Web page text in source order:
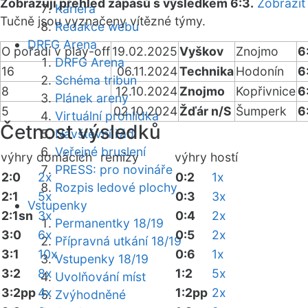
Kariéra
Redakce webu
DRFG Arena
DRFG Arena
Schéma tribun
Plánek areny
Virtuální prohlídka
Návštěvní řád
Veřejné bruslení
PRESS: pro novináře
Rozpis ledové plochy
Vstupenky
Permanentky 18/19
Přípravná utkání 18/19
Vstupenky 18/19
Uvolňování míst
Zvýhodněné
Zobrazuji přehled zápasů s výsledkem 6:3. Zobrazit
Tučně jsou vyznačeny vítězné týmy.
O pořadí v play-off19.02.2025Vyškov Znojmo
16
06.11.2024TechnikaHodonín
8
12.10.2024Znojmo Kopřivnice
5
02.10.2024Žďár n/S Šumperk
Četnost výsledků
výhry domácích remízy výhry hostí
2:0
2x
2:1
5x
2:1sn 3x
3:0
6x
3:1
10x
3:2
8x
3:2pp4x
0:2
1x
0:3
3x
0:4
2x
0:5
2x
0:6
1x
1:2
5x
1:2pp 2x